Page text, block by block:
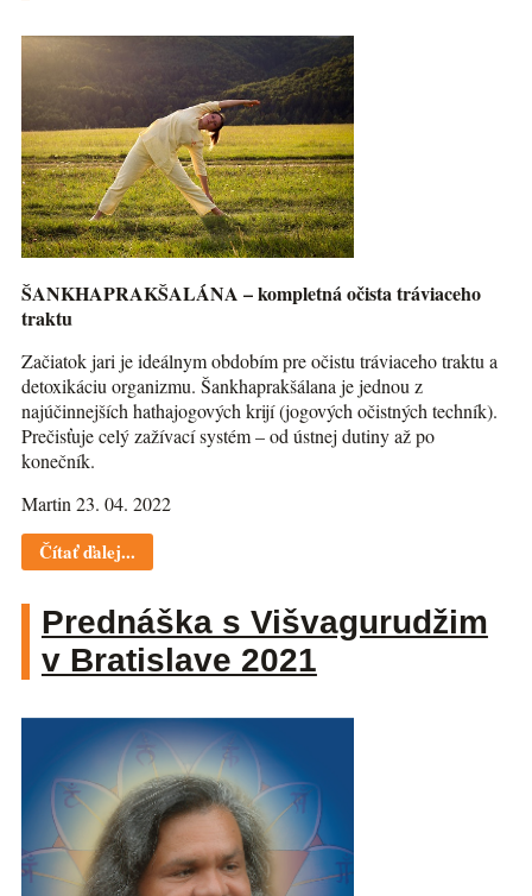
ŠANKHAPRAKŠALÁNA – kompletná očista tráviaceho
traktu
Začiatok jari je ideálnym obdobím pre očistu tráviaceho traktu a
detoxikáciu organizmu. Šankhaprakšálana je jednou z
najúčinnejších hathajogových krijí (jogových očistných techník).
Prečisťuje celý zažívací systém – od ústnej dutiny až po
konečník.
Martin 23. 04. 2022
Čítať ďalej...
Prednáška s Višvagurudžim
v Bratislave 2021